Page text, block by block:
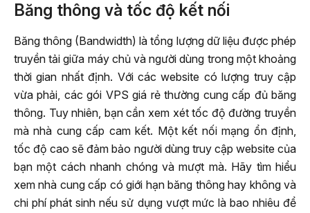
Băng thông và tốc độ kết nối
Băng thông (Bandwidth) là tổng lượng dữ liệu được phép
truyền tải giữa máy chủ và người dùng trong một khoảng
thời gian nhất định. Với các website có lượng truy cập
vừa phải, các gói VPS giá rẻ thường cung cấp đủ băng
thông. Tuy nhiên, bạn cần xem xét tốc độ đường truyền
mà nhà cung cấp cam kết. Một kết nối mạng ổn định,
tốc độ cao sẽ đảm bảo người dùng truy cập website của
bạn một cách nhanh chóng và mượt mà. Hãy tìm hiểu
xem nhà cung cấp có giới hạn băng thông hay không và
chi phí phát sinh nếu sử dụng vượt mức là bao nhiêu để